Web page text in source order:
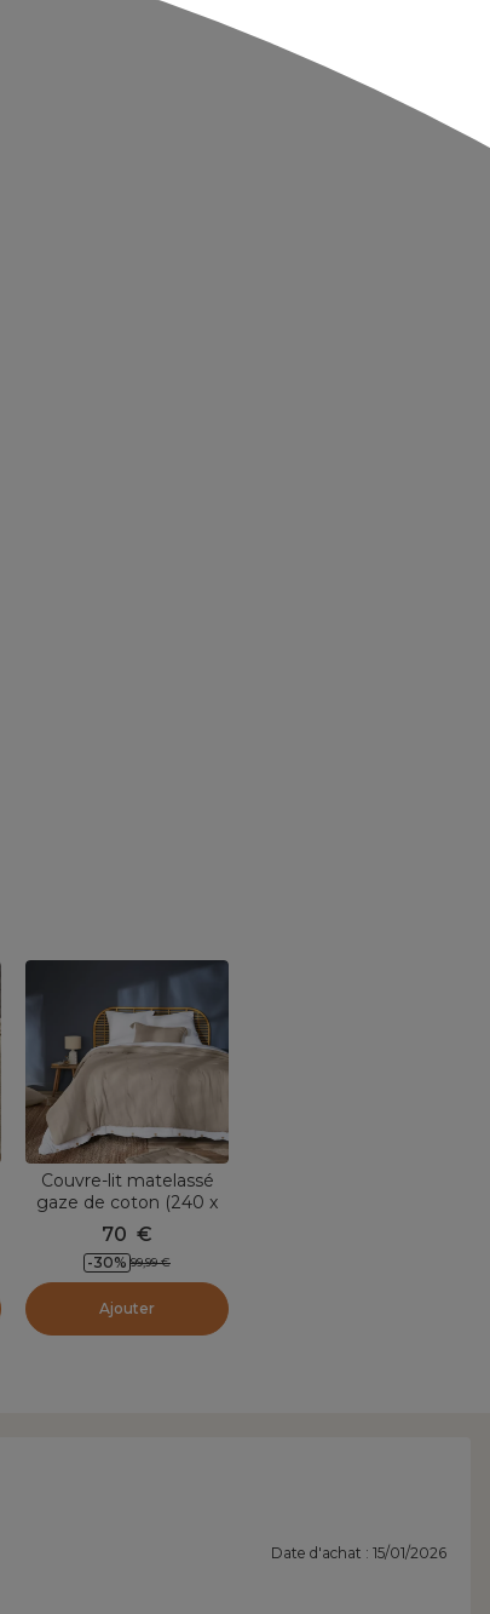
Couvre-lit matelassé
gaze de coton (240 x
220 cm) Gaïa Beige
pampa
70 €
-30% 99,99 €
Ajouter
Date d'achat : 15/01/2026